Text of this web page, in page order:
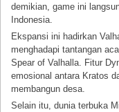
demikian, game ini
Indonesia.
Ekspansi ini hadirkan
menghadapi tantangan
Spear of Valhalla. Fitur
emosional antara Kratos
membangun desa.
Selain itu, dunia terbuka